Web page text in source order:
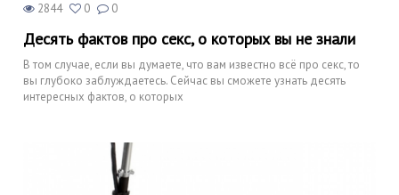
2844 0 0
Десять фактов про секс, о которых вы не знали
В том случае, если вы думаете, что вам известно всё про секс, то
вы глубоко заблуждаетесь. Сейчас вы сможете узнать десять
интересных фактов, о которых